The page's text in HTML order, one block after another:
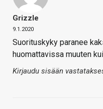
Grizzle
9.1.2020
Suorituskyky paranee
huomattavissa muuten
Kirjaudu sisään